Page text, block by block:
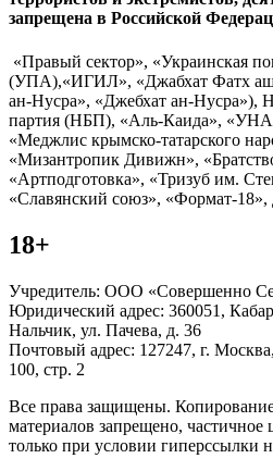
запрещена в Российской
«Правый сектор», «Украинская
(УПА),«ИГИЛ», «Джабхат Фатх
ан-Нусра», «Джебхат ан-Нусра»),
партия (НБП), «Аль-Каида»,
«Меджлис крымско-татарского
«Мизантропик Дивижн»,
«Артподготовка», «Тризуб им.
«Славянский союз», «Формат-
18+
Учредитель: ООО «Совершенно
Юридический адрес: 360051,
Нальчик, ул. Пачева, д. 36
Почтовый адрес: 127247, г.
100, стр. 2
Все права защищены.
материалов запрещено,
только при условии гиперссылки